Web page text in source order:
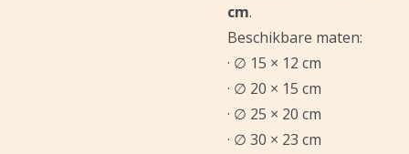
cm.
Beschikbare maten:
· ∅ 15 × 12 cm
· ∅ 20 × 15 cm
· ∅ 25 × 20 cm
· ∅ 30 × 23 cm